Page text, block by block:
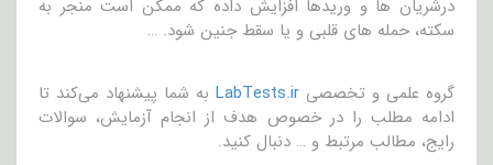
درشریان ها و وریدها افزایش داده که ممکن است منجر به
سکته، حمله های قلبی و یا سقط جنین شود. …
گروه علمی و تخصصی LabTests.ir به شما پیشنهاد می‌کند تا
ادامه مطلب را در خصوص هدف از انجام آزمایش، سوالات
رایج، مطالب مرتبط و … دنبال کنید.